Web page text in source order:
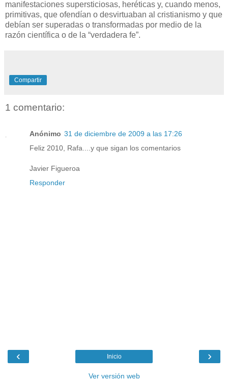
manifestaciones supersticiosas, heréticas y, cuando menos,
primitivas, que ofendían o desvirtuaban al cristianismo y que
debían ser superadas o transformadas por medio de la
razón científica o de la “verdadera fe”.
Compartir
1 comentario:
Anónimo 31 de diciembre de 2009 a las 17:26
Feliz 2010, Rafa....y que sigan los comentarios
Javier Figueroa
Responder
‹ ›
Inicio
Ver versión web